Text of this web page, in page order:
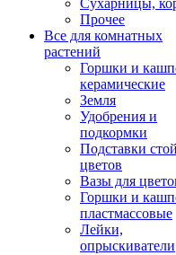
Сухарницы,
Прочее
Все для комнатных
растений
Горшки и
керамические
Земля
Удобрения и
подкормки
Подставки
цветов
Вазы для
Горшки и
пластмассовые
Лейки,
опрыскиватели